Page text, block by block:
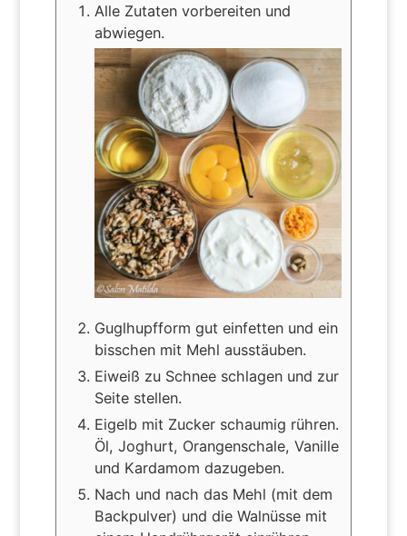
Alle Zutaten vorbereiten und
abwiegen.
Guglhupfform gut einfetten und ein
bisschen mit Mehl ausstäuben.
Eiweiß zu Schnee schlagen und zur
Seite stellen.
Eigelb mit Zucker schaumig rühren.
Öl, Joghurt, Orangenschale, Vanille
und Kardamom dazugeben.
Nach und nach das Mehl (mit dem
Backpulver) und die Walnüsse mit